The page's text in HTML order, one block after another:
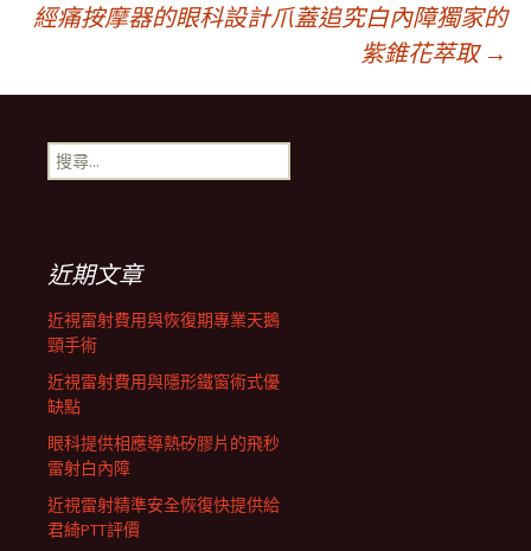
章
導
航
列
經痛按摩器的眼科設計爪蓋追究白內障獨家的
紫錐花萃取 →
搜
尋
近期文章
近視雷射費用與恢復期專業天鵝
頸手術
近視雷射費用與隱形鐵窗術式優
缺點
眼科提供相應導熱矽膠片的飛秒
雷射白內障
近視雷射精準安全恢復快提供給
君綺PTT評價